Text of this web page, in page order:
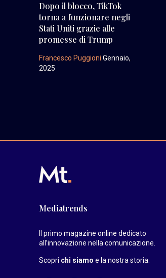
Dopo il blocco, TikTok
torna a funzionare negli
Stati Uniti grazie alle
promesse di Trump
Francesco Puggioni Gennaio,
2025
Mediatrends
Il primo magazine online dedicato
all’innovazione nella comunicazione.
Scopri chi siamo e la nostra storia